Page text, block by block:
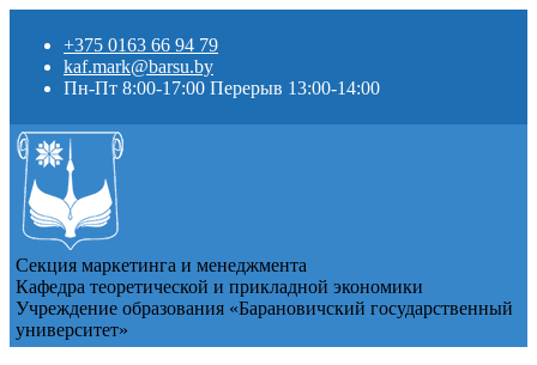
+375 0163 66 94 79
kaf.mark@barsu.by
Пн-Пт 8:00-17:00 Перерыв 13:00-14:00
Секция маркетинга и менеджмента
Кафедра теоретической и прикладной экономики
Учреждение образования «Барановичский государственный
университет»